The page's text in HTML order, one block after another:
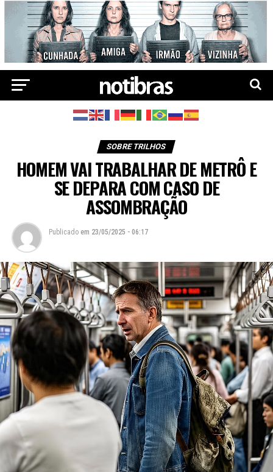
SOBRE TRILHOS
HOMEM VAI TRABALHAR DE METRÔ E
SE DEPARA COM CASO DE
ASSOMBRAÇÃO
Publicado em 23/05/2025 - 06:17